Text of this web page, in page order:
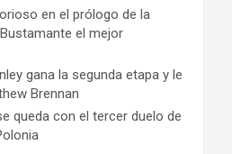
en el prólogo de la
el mejor
gana la segunda etapa y le
Brennan
queda con el tercer duelo de